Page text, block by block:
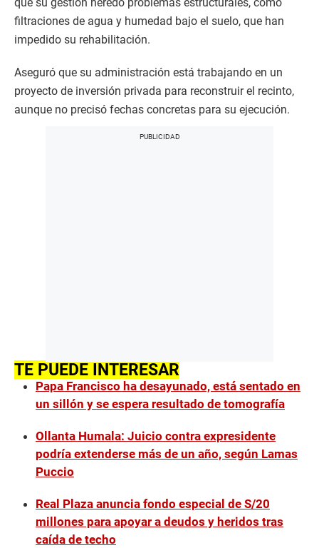
filtraciones de agua y humedad bajo el suelo, que han
impedido su rehabilitación.
Aseguró que su administración está trabajando en un
proyecto de inversión privada para reconstruir el recinto,
aunque no precisó fechas concretas para su ejecución.
TE PUEDE INTERESAR
Papa Francisco ha desayunado, está sentado en
un sillón y se espera resultado de tomografía
Ollanta Humala: Juicio contra expresidente
podría extenderse más de un año, según Lamas
Puccio
Real Plaza anuncia fondo especial de S/20
millones para apoyar a deudos y heridos tras
caída de techo